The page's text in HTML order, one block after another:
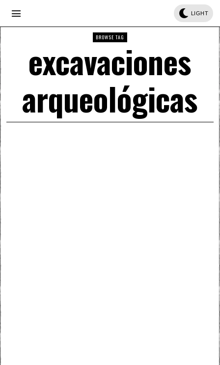
LIGHT
BROWSE TAG
excavaciones
arqueológicas